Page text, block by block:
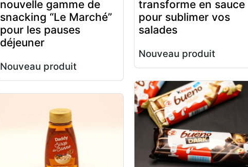
nouvelle gamme de
snacking “Le Marché”
pour les pauses
déjeuner
Nouveau produit
transforme en sauce
pour sublimer vos
salades
Nouveau produit